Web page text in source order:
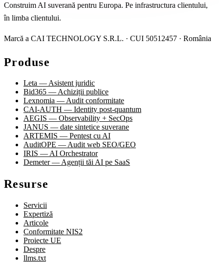
Construim AI suverană pentru Europa. Pe infrastructura clientului,
în limba clientului.
Marcă a CAI TECHNOLOGY S.R.L. · CUI 50512457 · România
Produse
Leta — Asistent juridic
Bid365 — Achiziții publice
Lexnomia — Audit conformitate
CAI-AUTH — Identity post-quantum
AEGIS — Observability + SecOps
JANUS — date sintetice suverane
ARTEMIS — Pentest cu AI
AuditOPE — Audit web SEO/GEO
IRIS — AI Orchestrator
Demeter — Agenții tăi AI pe SaaS
Resurse
Servicii
Expertiză
Articole
Conformitate NIS2
Proiecte UE
Despre
llms.txt